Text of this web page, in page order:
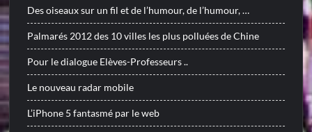
Des oiseaux sur un fil et de l’humour, de l’humour, …
Palmarés 2012 des 10 villes les plus polluées de Chine
Pour le dialogue Elèves-Professeurs ..
Le nouveau radar mobile
L’iPhone 5 fantasmé par le web